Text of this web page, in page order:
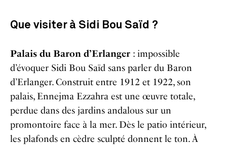
Que visiter à Sidi Bou Saïd ?
Palais du Baron d’Erlanger : impossible
d’évoquer Sidi Bou Saïd sans parler du Baron
d’Erlanger. Construit entre 1912 et 1922, son
palais, Ennejma Ezzahra est une œuvre totale,
perdue dans des jardins andalous sur un
promontoire face à la mer. Dès le patio intérieur,
les plafonds en cèdre sculpté donnent le ton. À